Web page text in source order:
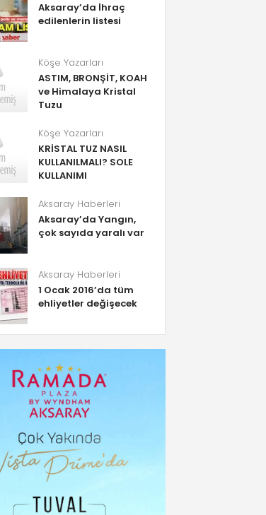
Aksaray’da İhraç
edilenlerin listesi
Köşe Yazarları
ASTIM, BRONŞİT, KOAH
ve Himalaya Kristal
Tuzu
Köşe Yazarları
KRİSTAL TUZ NASIL
KULLANILMALI? SOLE
KULLANIMI
Aksaray Haberleri
Aksaray’da Yangın,
çok sayıda yaralı var
Aksaray Haberleri
1 Ocak 2016’da tüm
ehliyetler değişecek